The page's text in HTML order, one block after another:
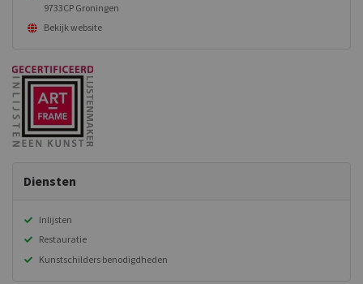
9733CP Groningen
Bekijk website
Diensten
Inlijsten
Restauratie
Kunstschilders benodigdheden